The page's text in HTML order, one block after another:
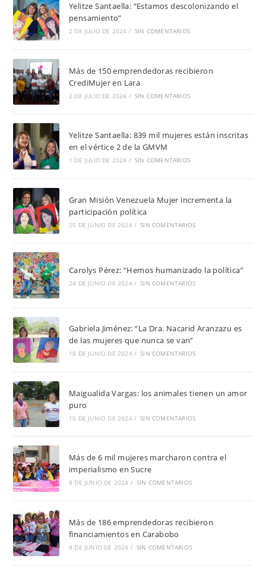
Yelitze Santaella: “Estamos descolonizando el
pensamiento”
2 DE JULIO DE 2024 / SIN COMENTARIOS
Más de 150 emprendedoras recibieron
CrediMujer en Lara
2 DE JULIO DE 2024 / SIN COMENTARIOS
Yelitze Santaella: 839 mil mujeres están inscritas
en el vértice 2 de la GMVM
1 DE JULIO DE 2024 / SIN COMENTARIOS
Gran Misión Venezuela Mujer incrementa la
participación política
25 DE JUNIO DE 2024 / SIN COMENTARIOS
Carolys Pérez: “Hemos humanizado la política”
24 DE JUNIO DE 2024 / SIN COMENTARIOS
Gabriela Jiménez: “La Dra. Nacarid Aranzazu es
de las mujeres que nunca se van”
18 DE JUNIO DE 2024 / SIN COMENTARIOS
Maigualida Vargas: los animales tienen un amor
puro
10 DE JUNIO DE 2024 / SIN COMENTARIOS
Más de 6 mil mujeres marcharon contra el
imperialismo en Sucre
8 DE JUNIO DE 2024 / SIN COMENTARIOS
Más de 186 emprendedoras recibieron
financiamientos en Carabobo
8 DE JUNIO DE 2024 / SIN COMENTARIOS